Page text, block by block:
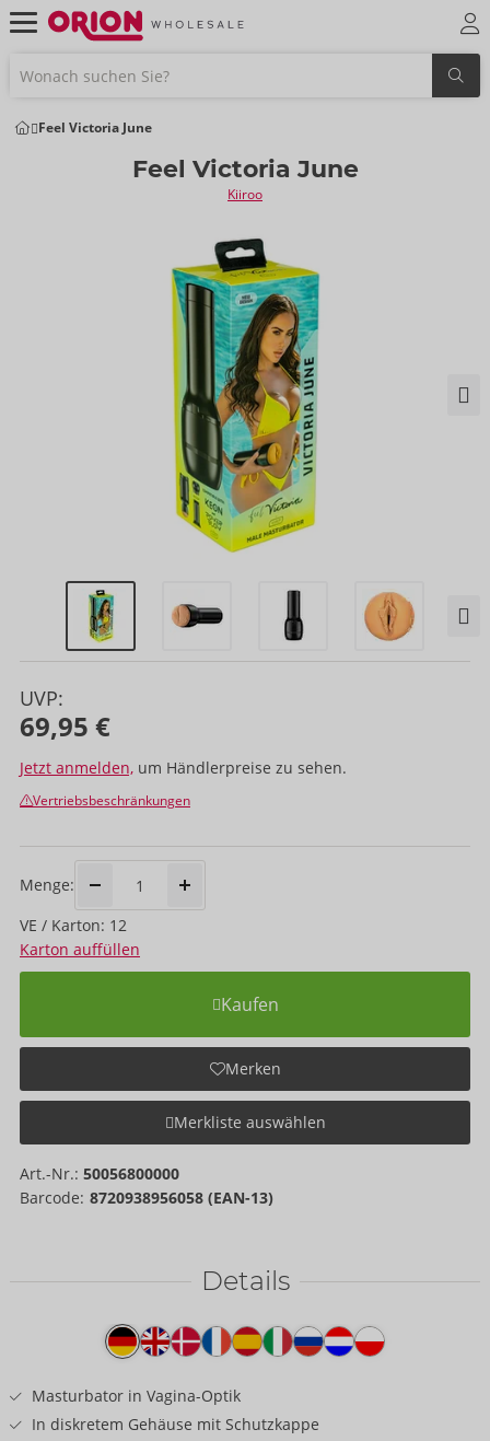
Feel Victoria June
Feel Victoria June
Kiiroo
UVP:
69,95 €
Jetzt anmelden, um Händlerpreise zu sehen.
Vertriebsbeschränkungen
Menge:
VE / Karton: 12
Karton auffüllen
Kaufen
Merken
Merkliste auswählen
Art.-Nr.: 50056800000
Barcode: 8720938956058 (EAN-13)
Details
Produkttext
Masturbator in Vagina-Optik
In diskretem Gehäuse mit Schutzkappe